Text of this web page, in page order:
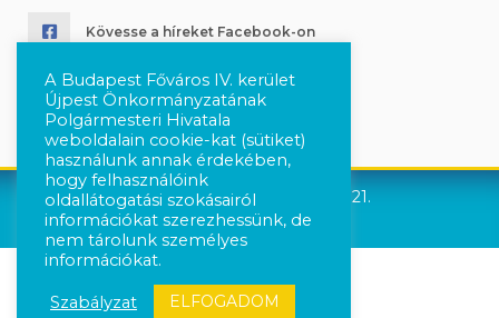
Kövesse a híreket Facebook-on
Követés Instagram-on
Újpest Önkormányzata © 2021.
A Budapest Főváros IV. kerület
Újpest Önkormányzatának
Polgármesteri Hivatala
weboldalain cookie-kat (sütiket)
használunk annak érdekében,
hogy felhasználóink
oldallátogatási szokásairól
információkat szerezhessünk, de
nem tárolunk személyes
információkat.
Szabályzat ELFOGADOM